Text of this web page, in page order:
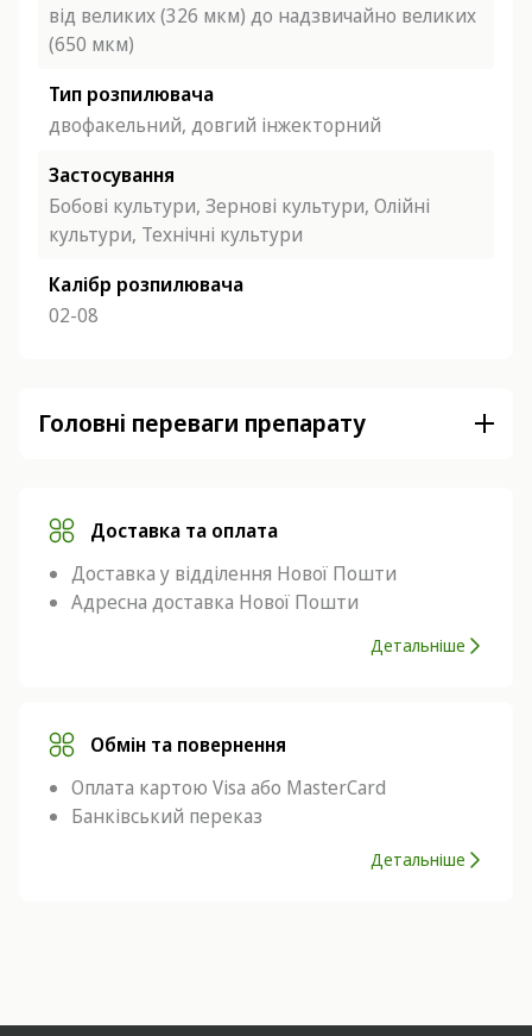
від великих (326 мкм) до надзвичайно великих
(650 мкм)
Тип розпилювача
двофакельний, довгий інжекторний
Застосування
Бобові культури, Зернові культури, Олійні
культури, Технічні культури
Калібр розпилювача
02-08
Головні переваги препарату
Доставка та оплата
Доставка у відділення Нової Пошти
Адресна доставка Нової Пошти
Детальніше
Обмін та повернення
Оплата картою Visa або MasterCard
Банківський переказ
Детальніше